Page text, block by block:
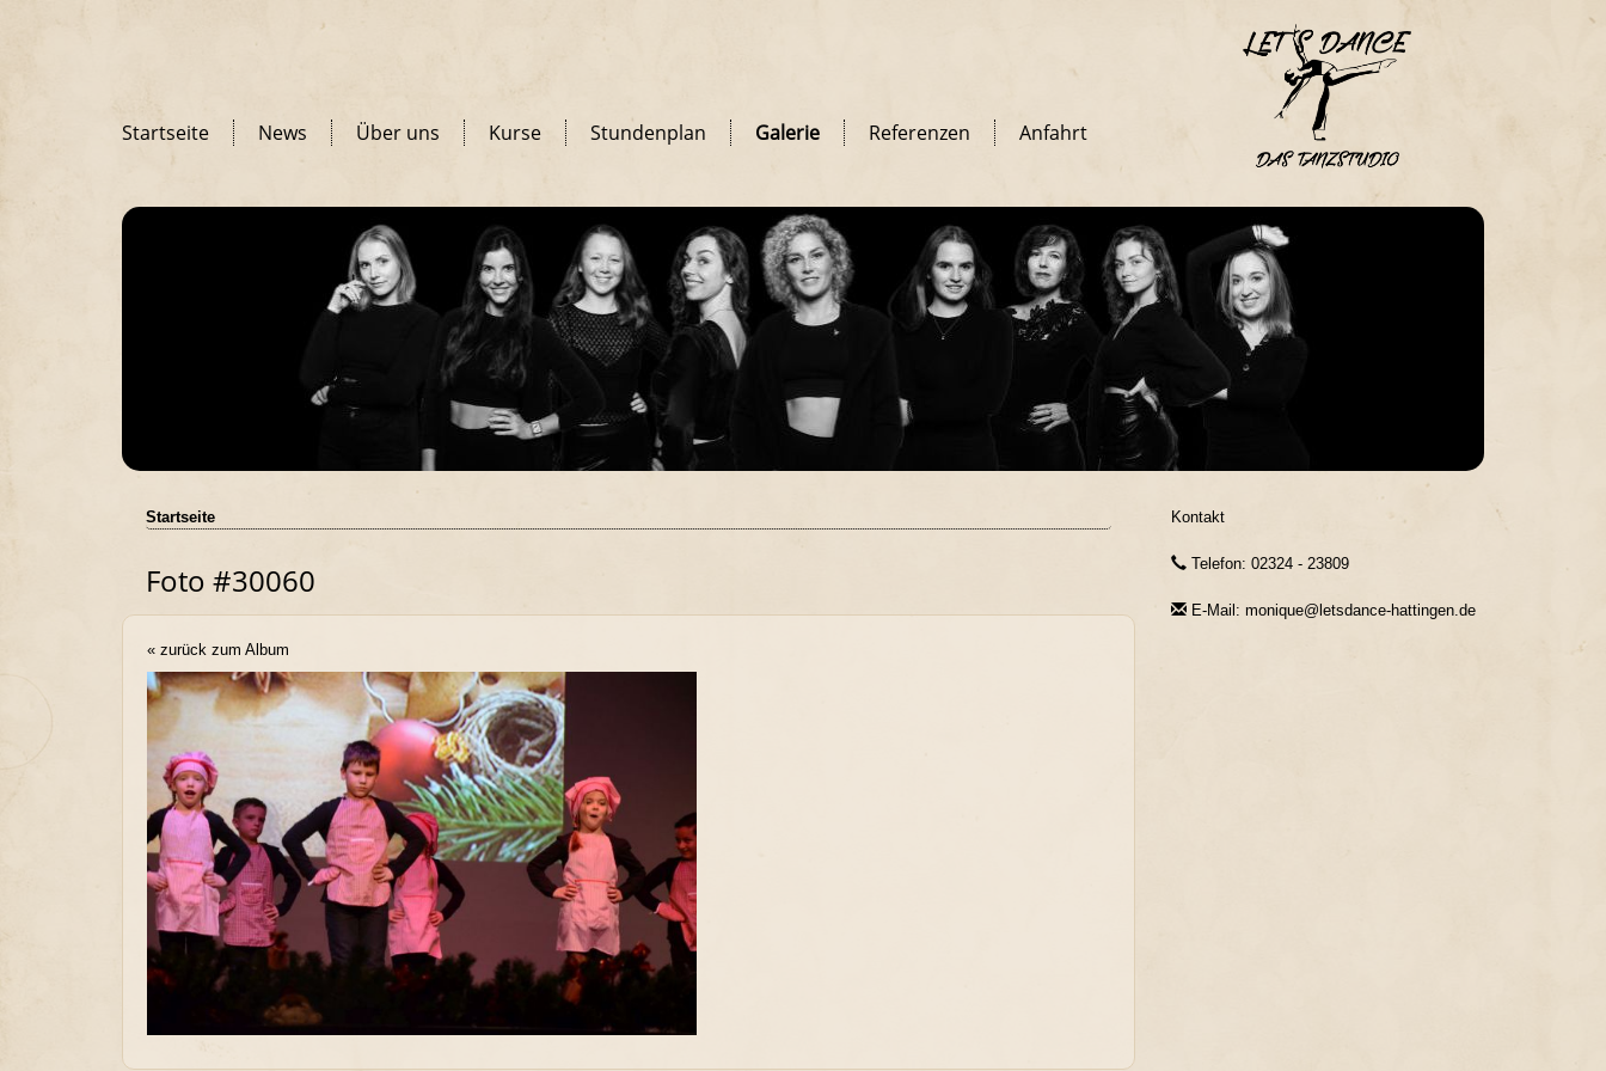
Startseite News Über uns Kurse Stundenplan Galerie Referenzen Anfahrt
Startseite
Foto #30060
« zurück zum Album
Kontakt
Telefon: 02324 - 23809
E-Mail: monique@letsdance-hattingen.de